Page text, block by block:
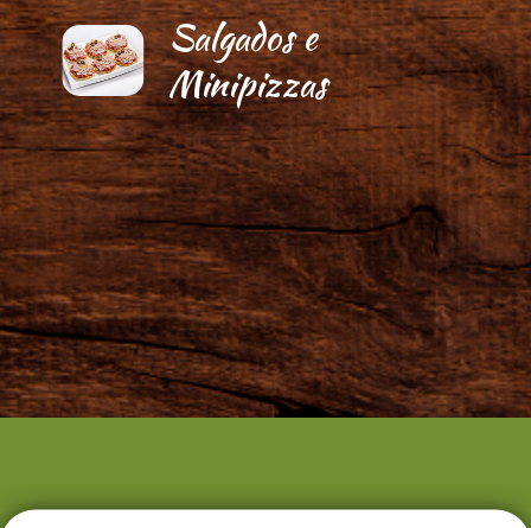
Salgados e
Minipizzas